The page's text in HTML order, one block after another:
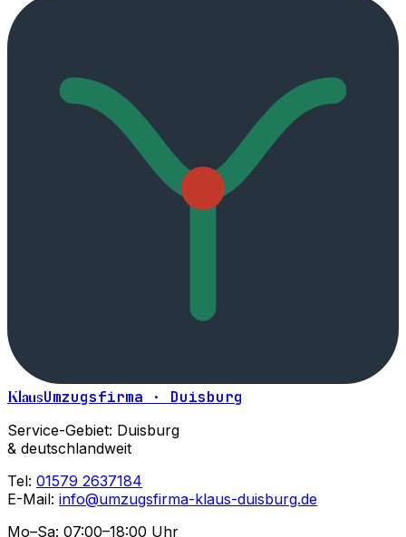
KlausUmzugsfirma · Duisburg
Service-Gebiet: Duisburg
& deutschlandweit
Tel: 01579 2637184
E-Mail: info@umzugsfirma-klaus-duisburg.de
Mo–Sa: 07:00–18:00 Uhr